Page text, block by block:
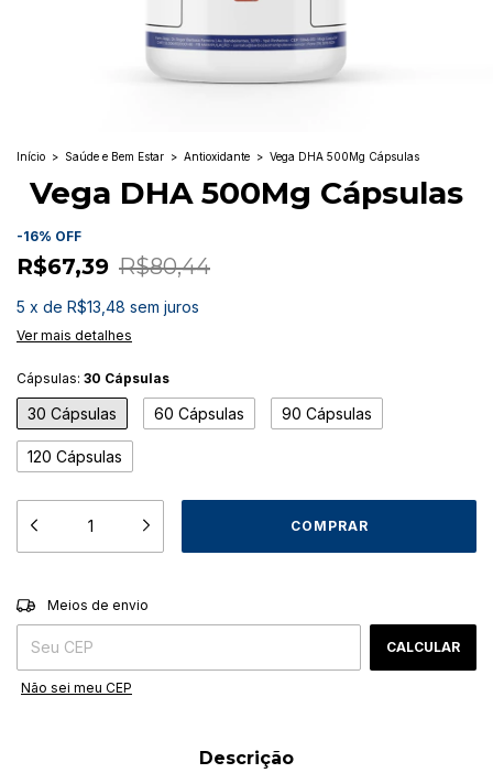
Início > Saúde e Bem Estar > Antioxidante > Vega DHA 500Mg Cápsulas
Vega DHA 500Mg Cápsulas
-16% OFF
R$67,39 R$80,44
5 x de R$13,48 sem juros
Ver mais detalhes
Cápsulas: 30 Cápsulas
30 Cápsulas 60 Cápsulas 90 Cápsulas
120 Cápsulas
Entregas para o CEP:
Meios de envio
CALCULAR
Não sei meu CEP
Descrição